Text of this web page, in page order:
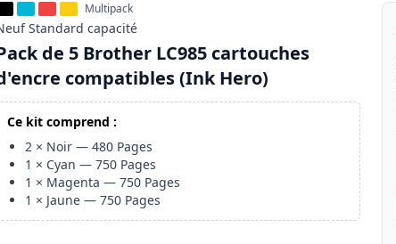
Multipack
Standard capacité
de 5 Brother LC985 cartouches
compatibles (Ink Hero)
Ce kit comprend :
2 × Noir —480 Pages
1 × Cyan —750 Pages
1 × Magenta —750 Pages
1 × Jaune —750 Pages